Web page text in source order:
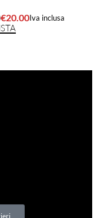
€20.00Iva inclusa